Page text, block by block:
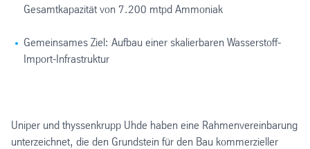
Gesamtkapazität von 7.200 mtpd Ammoniak
Gemeinsames Ziel: Aufbau einer skalierbaren Wasserstoff-
Import-Infrastruktur
Uniper und thyssenkrupp Uhde haben eine Rahmenvereinbarung
unterzeichnet, die den Grundstein für den Bau kommerzieller